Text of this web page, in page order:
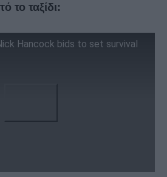
το ταξίδι:
Hancock bids to set survival